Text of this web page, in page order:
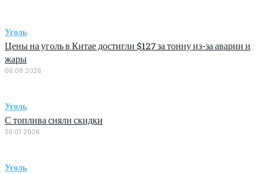
Уголь
Цены на уголь в Китае достигли $127 за тонну из-за аварии и
жары
06.08.2026
Уголь
С топлива сняли скидки
30.07.2026
Уголь